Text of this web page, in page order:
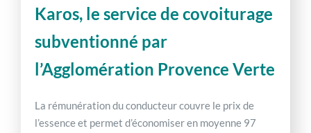
Karos, le service de covoiturage
subventionné par
l’Agglomération Provence Verte
La rémunération du conducteur couvre le prix de
l’essence et permet d’économiser en moyenne 97